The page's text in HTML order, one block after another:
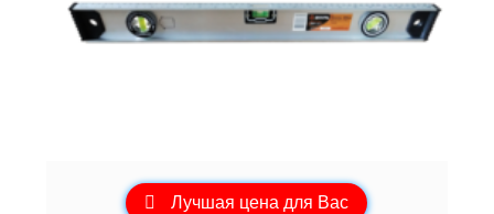
Лучшая цена для Вас